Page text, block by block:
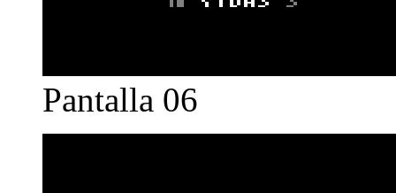
Pantalla 06